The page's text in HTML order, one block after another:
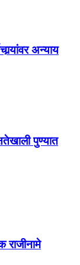
अन्याय
पुण्यात
राजीनामे